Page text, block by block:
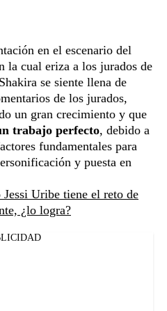
en el escenario del
la cual eriza a los jurados de
se siente llena de
de los jurados,
un gran crecimiento y que
trabajo perfecto, debido a
fundamentales para
y puesta en
Uribe tiene el reto de
¿lo logra?